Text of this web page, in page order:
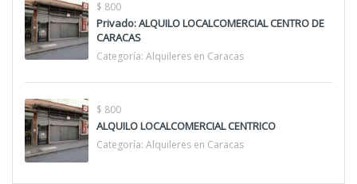
$ 800
Privado: ALQUILO LOCALCOMERCIAL CENTRO DE
CARACAS
Categoría: Alquileres en Caracas
$ 800
ALQUILO LOCALCOMERCIAL CENTRICO
Categoría: Alquileres en Caracas